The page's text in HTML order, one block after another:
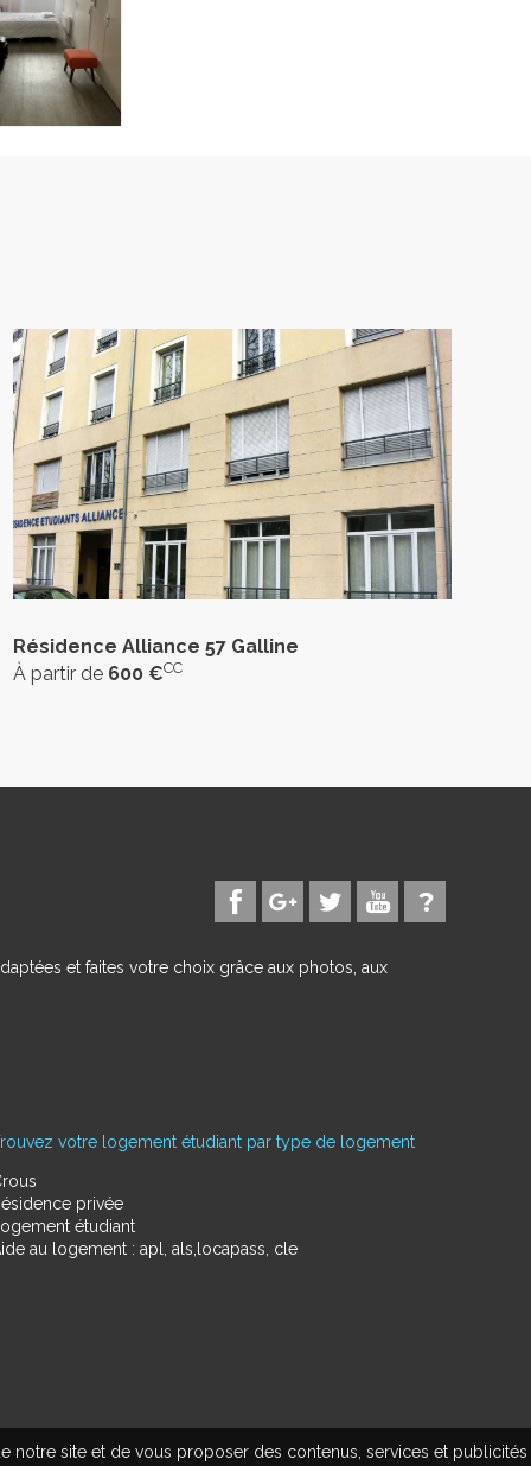
notre site et de vous proposer des contenus, services et publicités
Résidence Alliance 57 Galline
À partir de 600 €CC
et faites votre choix grâce aux photos, aux
votre logement étudiant par type de logement
privée
étudiant
au logement : apl, als,locapass, cle